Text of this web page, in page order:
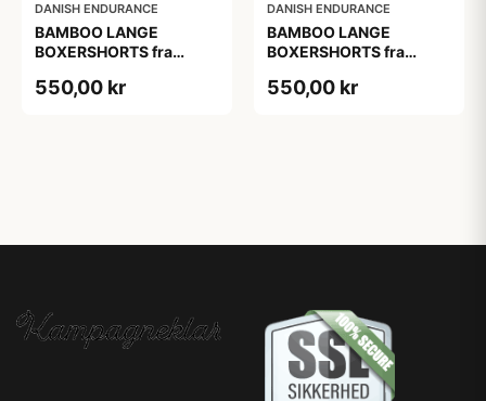
DANISH ENDURANCE
BAMBOO LANGE
BOXERSHORTS fra
Sort/Rød | Grå | Hvid 6-
550,00 kr
DANISH ENDURANCE
BAMBOO LANGE
BOXERSHORTS fra
Sort/Rød | Grå | Hvid 6-
550,00 kr